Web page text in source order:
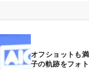
オフショットも
子の軌跡をフォ